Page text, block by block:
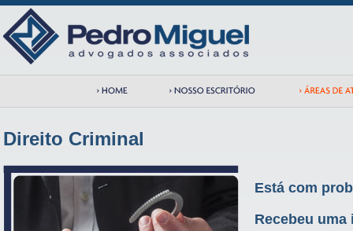
Direito Criminal
Está com
Recebeu